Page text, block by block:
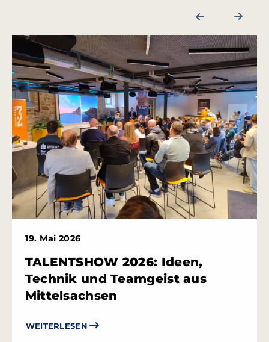
19. Mai 2026
TALENTSHOW 2026: Ideen,
Technik und Teamgeist aus
Mittelsachsen
WEITERLESEN